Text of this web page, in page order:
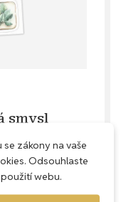
smysl
na
každé
zbytečně
krásných
zákony na vaše
Odsouhlaste
webu.